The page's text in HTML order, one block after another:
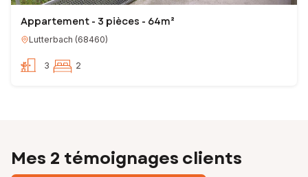
Appartement - 3 pièces - 64m²
Lutterbach (68460)
3 2
Mes 2 témoignages clients